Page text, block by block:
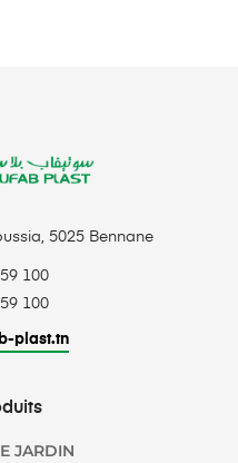
5025 Bennane
100
100
plast.tn
JARDIN